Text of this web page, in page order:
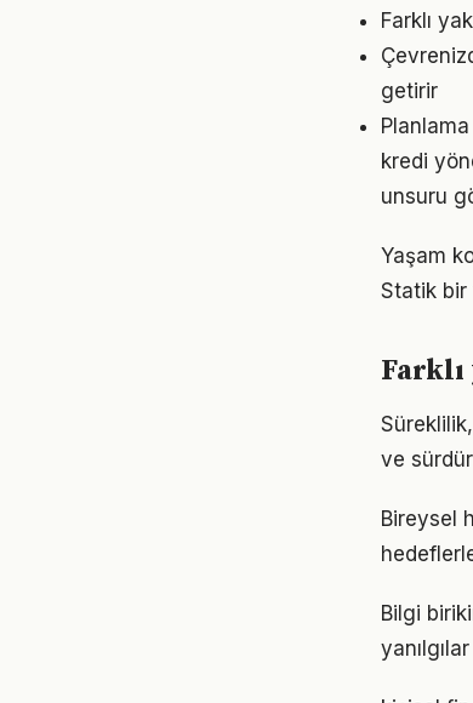
Farklı
getirir
kredi
unsuru
Yaşam
Statik bir
ve
Bireysel
Bilgi